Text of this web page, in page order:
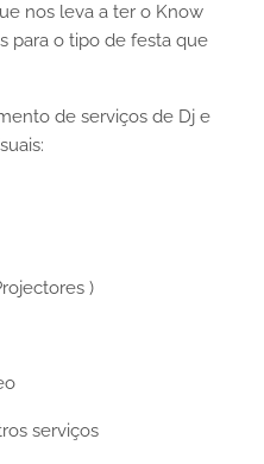
nos leva a ter o Know
para o tipo de festa que
de serviços de Dj e
)
serviços